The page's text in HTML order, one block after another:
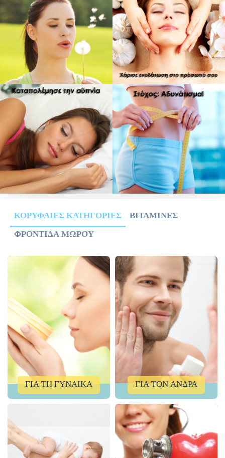
ΚΟΡΥΦΑΊΕΣ ΚΑΤΗΓΟΡΊΕΣ
ΒΙΤΑΜΊΝΕΣ
ΦΡΟΝΤΊΔΑ ΜΩΡΟΎ
ΓΙΑ ΤΗ ΓΥΝΑΙΚΑ ΓΙΑ ΤΟΝ ΑΝΔΡΑ